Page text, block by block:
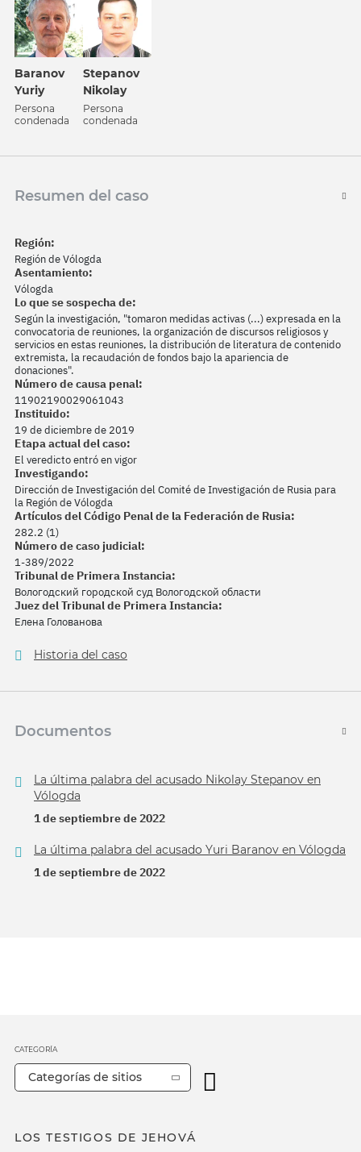
Baranov
Yuriy
Persona
condenada
Stepanov
Nikolay
Persona
condenada
Resumen del caso
Región:
Región de Vólogda
Asentamiento:
Vólogda
Lo que se sospecha de:
Según la investigación, "tomaron medidas activas (...) expresada en la
convocatoria de reuniones, la organización de discursos religiosos y
servicios en estas reuniones, la distribución de literatura de contenido
extremista, la recaudación de fondos bajo la apariencia de
donaciones".
Número de causa penal:
11902190029061043
Instituido:
19 de diciembre de 2019
Etapa actual del caso:
El veredicto entró en vigor
Investigando:
Dirección de Investigación del Comité de Investigación de Rusia para
la Región de Vólogda
Artículos del Código Penal de la Federación de Rusia:
282.2 (1)
Número de caso judicial:
1-389/2022
Tribunal de Primera Instancia:
Вологодский городской суд Вологодской области
Juez del Tribunal de Primera Instancia:
Елена Голованова
Historia del caso
Documentos
La última palabra del acusado Nikolay Stepanov en
Vólogda
1 de septiembre de 2022
La última palabra del acusado Yuri Baranov en Vólogda
1 de septiembre de 2022
LOS TESTIGOS DE JEHOVÁ
CATEGORÍA
Categorías de sitios